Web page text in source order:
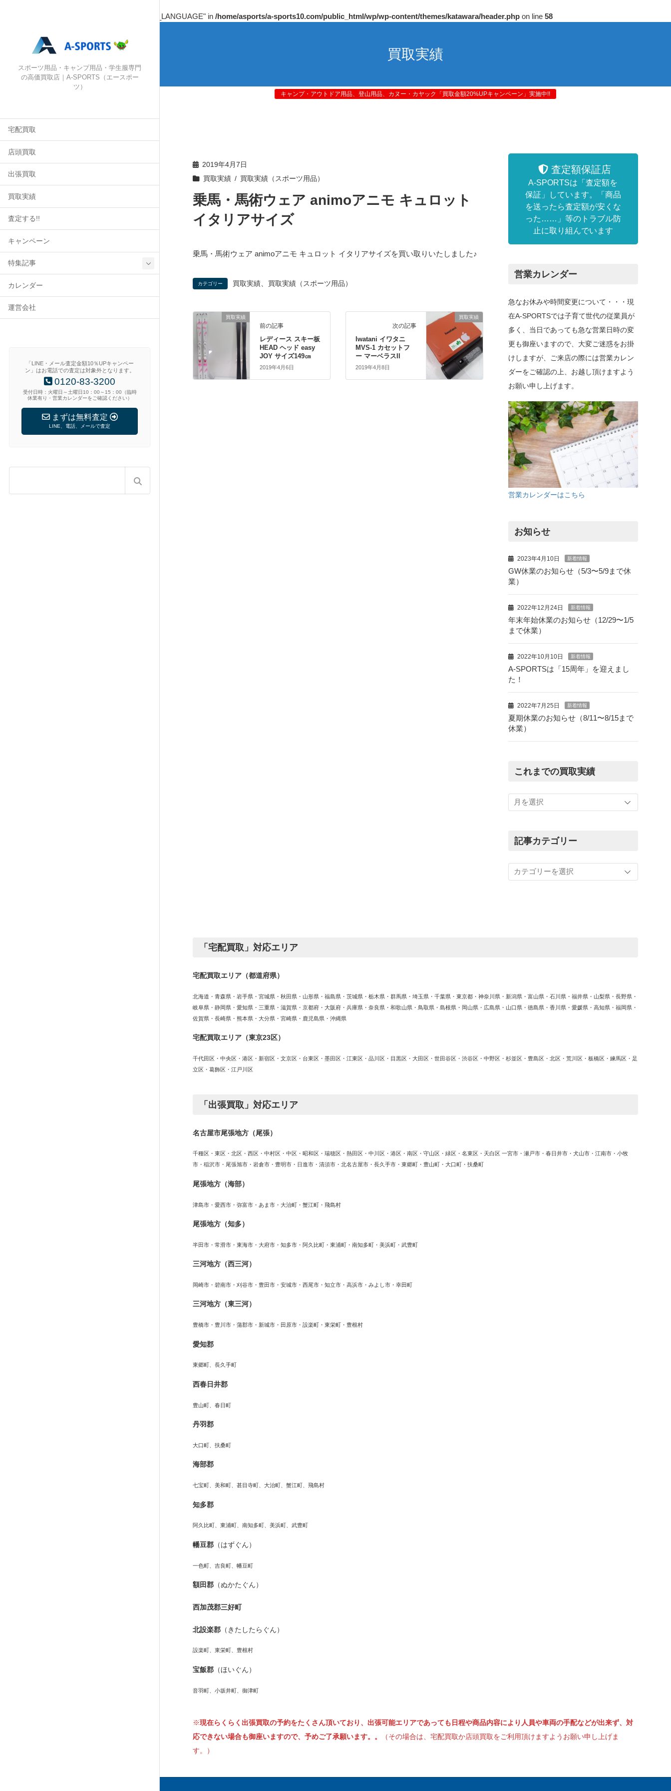
: Undefined array key "HTTP_ACCEPT_LANGUAGE" in /home/asports/a-sports10.com/public_html/wp/wp-content/themes/katawara/header.php on line 58
スポーツ用品・キャンプ用品・学生服専門
の高価買取店｜A-SPORTS（エースポー
ツ）
宅配買取
店頭買取
出張買取
買取実績
査定する!!
キャンペーン
特集記事
カレンダー
運営会社
「LINE・メール査定金額10％UPキャンペー
ン」はお電話での査定は対象外となります。
0120-83-3200
受付日時：火曜日～土曜日10：00～15：00（臨時
休業有り・営業カレンダーをご確認ください）
まずは無料査定
LINE、電話、メールで査定
買取実績
キャンプ・アウトドア用品、登山用品、カヌー・カヤック「買取金額20%UPキャンペーン」実施中!!
2019年4月7日
買取実績
買取実績（スポーツ用品）
乗馬・馬術ウェア animoアニモ キュロット
イタリアサイズ
乗馬・馬術ウェア animoアニモ キュロット イタリアサイズを買い取りいたしました♪
カテゴリー 買取実績 買取実績（スポーツ用品）
買取実績
前の記事
レディース スキー板
HEAD ヘッド easy
JOY サイズ149㎝
2019年4月6日
買取実績
次の記事
Iwatani イワタニ
MVS-1 カセットフ
ー マーベラスII
2019年4月8日
査定額保証店
A-SPORTSは「査定額を
保証」しています。「商品
を送ったら査定額が安くな
った……」等のトラブル防
止に取り組んでいます
営業カレンダー
急なお休みや時間変更について・・・現
在A-SPORTSでは子育て世代の従業員が
多く、当日であっても急な営業日時の変
更も御座いますので、大変ご迷惑をお掛
けしますが、ご来店の際には営業カレン
ダーをご確認の上、お越し頂けますよう
お願い申し上げます。
営業カレンダーはこちら
お知らせ
2023年4月10日 新着情報
GW休業のお知らせ（5/3〜5/9まで休
業）
2022年12月24日 新着情報
年末年始休業のお知らせ（12/29〜1/5
まで休業）
2022年10月10日 新着情報
A-SPORTSは「15周年」を迎えまし
た！
2022年7月25日 新着情報
夏期休業のお知らせ（8/11〜8/15まで
休業）
これまでの買取実績
ま
買
績
記事カテゴリー
事
カ
「宅配買取」対応エリア
宅配買取エリア（都道府県）
北海道・青森県・岩手県・宮城県・秋田県・山形県・福島県・茨城県・栃木県・群馬県・埼玉県・千葉県・東京都・神奈川県・新潟県・富山県・石川県・福井県・山梨県・長野県・
岐阜県・静岡県・愛知県・三重県・滋賀県・京都府・大阪府・兵庫県・奈良県・和歌山県・鳥取県・島根県・岡山県・広島県・山口県・徳島県・香川県・愛媛県・高知県・福岡県・
佐賀県・長崎県・熊本県・大分県・宮崎県・鹿児島県・沖縄県
宅配買取エリア（東京23区）
千代田区・中央区・港区・新宿区・文京区・台東区・墨田区・江東区・品川区・目黒区・大田区・世田谷区・渋谷区・中野区・杉並区・豊島区・北区・荒川区・板橋区・練馬区・足
立区・葛飾区・江戸川区
「出張買取」対応エリア
名古屋市尾張地方（尾張）
千種区・東区・北区・西区・中村区・中区・昭和区・瑞穂区・熱田区・中川区・港区・南区・守山区・緑区・名東区・天白区 一宮市・瀬戸市・春日井市・犬山市・江南市・小牧
市・稲沢市・尾張旭市・岩倉市・豊明市・日進市・清須市・北名古屋市・長久手市・東郷町・豊山町・大口町・扶桑町
尾張地方（海部）
津島市・愛西市・弥富市・あま市・大治町・蟹江町・飛島村
尾張地方（知多）
半田市・常滑市・東海市・大府市・知多市・阿久比町・東浦町・南知多町・美浜町・武豊町
三河地方（西三河）
岡崎市・碧南市・刈谷市・豊田市・安城市・西尾市・知立市・高浜市・みよし市・幸田町
三河地方（東三河）
豊橋市・豊川市・蒲郡市・新城市・田原市・設楽町・東栄町・豊根村
愛知郡
東郷町、長久手町
西春日井郡
豊山町、春日町
丹羽郡
大口町、扶桑町
海部郡
七宝町、美和町、甚目寺町、大治町、蟹江町、飛島村
知多郡
阿久比町、東浦町、南知多町、美浜町、武豊町
幡豆郡 （はずぐん）
一色町、吉良町、幡豆町
額田郡 （ぬかたぐん）
西加茂郡三好町
北設楽郡 （きたしたらぐん）
設楽町、東栄町、豊根村
宝飯郡 （ほいぐん）
音羽町、小坂井町、御津町
※現在らくらく出張買取の予約をたくさん頂いており、出張可能エリアであっても日程や商品内容により人員や車両の手配などが出来ず、対
応できない場合も御座いますので、予めご了承願います。。
（その場合は、宅配買取か店頭買取をご利用頂けますようお願い申し上げま
す。）